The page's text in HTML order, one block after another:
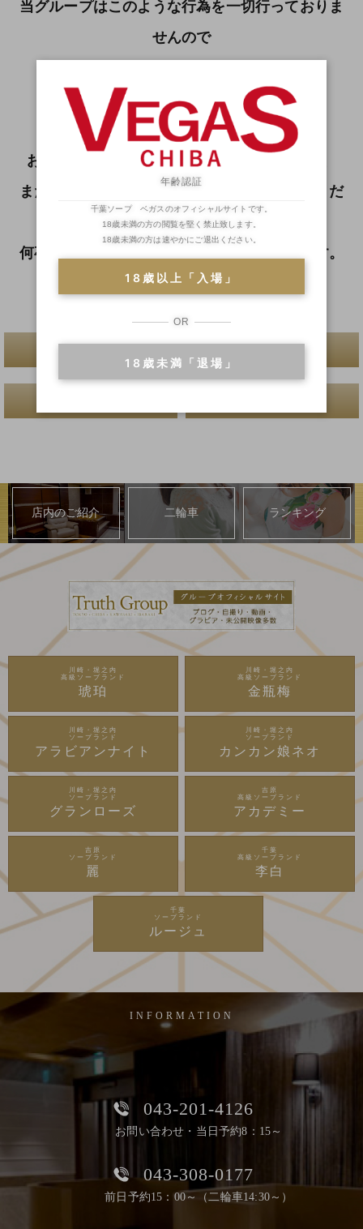
当グループはこのような行為を一切行っておりま
せんので
もしこのような行為を受けた際は
お手数ではございますが速やかに警察へ連絡、
または下記の電話番号よりベガスまでご連絡くだ
さい。
何卒ご協力のほど、よろしくお願いいたします。
TEL :043-201-4126
店内のご紹介 二輪車 ランキング
川崎・堀之内
高級ソープランド
琥珀
川崎・堀之内
高級ソープランド
金瓶梅
川崎・堀之内
ソープランド
アラビアンナイト
川崎・堀之内
ソープランド
カンカン娘ネオ
川崎・堀之内
ソープランド
グランローズ
吉原
高級ソープランド
アカデミー
吉原
ソープランド
麗
千葉
高級ソープランド
李白
千葉
ソープランド
ルージュ
INFORMATION
043-201-4126
お問い合わせ・当日予約8：15～
043-308-0177
前日予約15：00～（二輪車14:30～）
年齢認証
千葉ソープ ベガスのオフィシャルサイトです。
18歳未満の方の閲覧を堅く禁止致します。
18歳未満の方は速やかにご退出ください。
18歳以上「入場」
OR
18歳未満「退場」